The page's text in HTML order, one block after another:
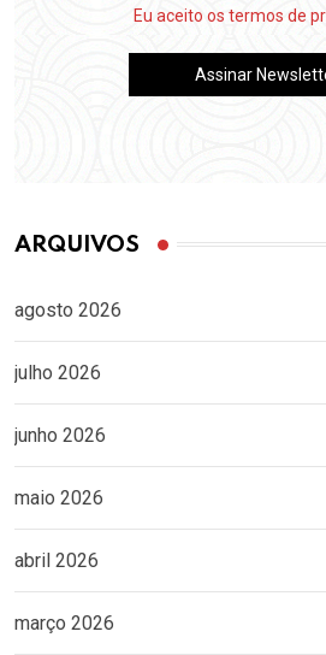
Eu aceito os termos de
ARQUIVOS
agosto 2026
julho 2026
junho 2026
maio 2026
abril 2026
março 2026